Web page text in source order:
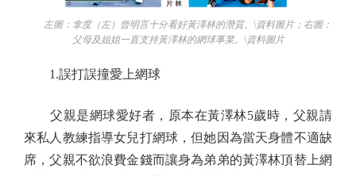
左圖：拿度（左）曾明言十分看好黃澤林的潛質。\資料圖片；右圖：
父母及姐姐一直支持黃澤林的網球事業。\資料圖片
1.誤打誤撞愛上網球
父親是網球愛好者，原本在黃澤林5歲時，父親請
來私人教練指導女兒打網球，但她因為當天身體不適缺
席，父親不欲浪費金錢而讓身為弟弟的黃澤林頂替上網